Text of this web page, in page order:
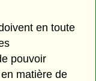
en toute
pouvoir
matière de